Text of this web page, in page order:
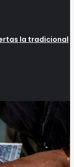
la tradicional